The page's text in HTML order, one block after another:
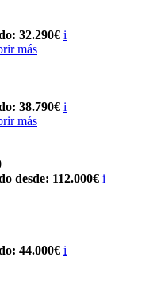
32.290€ i
más
38.790€ i
más
desde: 112.000€ i
44.000€ i